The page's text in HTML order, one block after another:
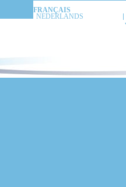
FRANÇAIS
NEDERLANDS